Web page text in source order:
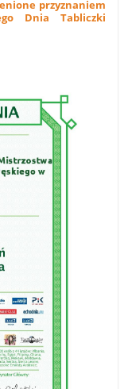
przyznaniem
Dnia Tabliczki